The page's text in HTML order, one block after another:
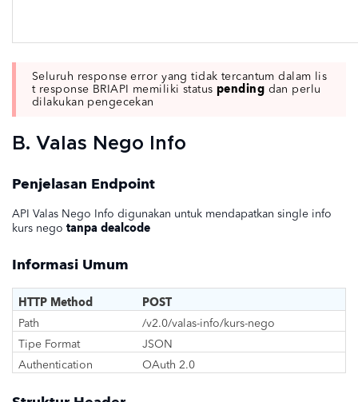
Seluruh response error yang tidak tercantum dalam lis
t response BRIAPI memiliki status pending dan perlu
dilakukan pengecekan
B. Valas Nego Info
Penjelasan Endpoint
API Valas Nego Info digunakan untuk mendapatkan single info
kurs nego tanpa dealcode
Informasi Umum
HTTP Method POST
Path
/v2.0/valas-info/kurs-nego
Tipe Format
JSON
Authentication
OAuth 2.0